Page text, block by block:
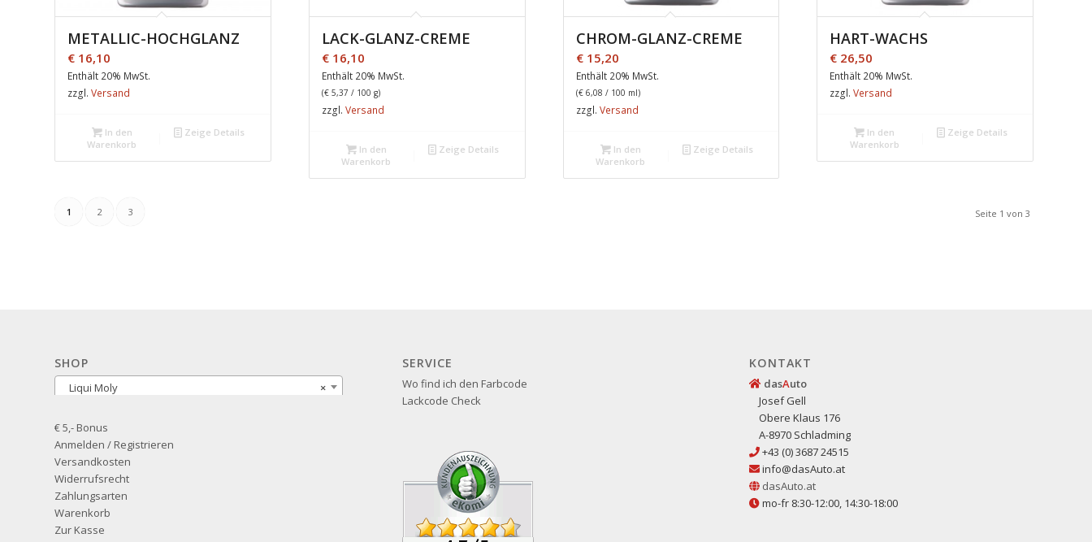
METALLIC-HOCHGLANZ
€ 16,10
Enthält 20% MwSt.
zzgl. Versand
In den
Warenkorb
Zeige Details
LACK-GLANZ-CREME
€16,10
Enthält 20% MwSt.
(€5,37 / 100 g)
zzgl. Versand
In den
Warenkorb
Zeige Details
CHROM-GLANZ-CREME
€15,20
Enthält 20% MwSt.
(€6,08 / 100 ml)
zzgl. Versand
In den
Warenkorb
Zeige Details
HART-WACHS
€ 26,50
Enthält 20% MwSt.
zzgl.Versand
In den
Warenkorb
Zeige Details
Seite 1 von 3
1 2 3
SHOP
×
Liqui Moly
€ 5,- Bonus
Anmelden / Registrieren
Versandkosten
Widerrufsrecht
Zahlungsarten
Warenkorb
Zur Kasse
SERVICE
Wo find ich den Farbcode
Lackcode Check
KONTAKT
dasAuto
Josef Gell
Obere Klaus 176
A-8970 Schladming
+43 (0) 3687 24515
info@dasAuto.at
dasAuto.at
mo-fr 8:30-12:00, 14:30-18:00